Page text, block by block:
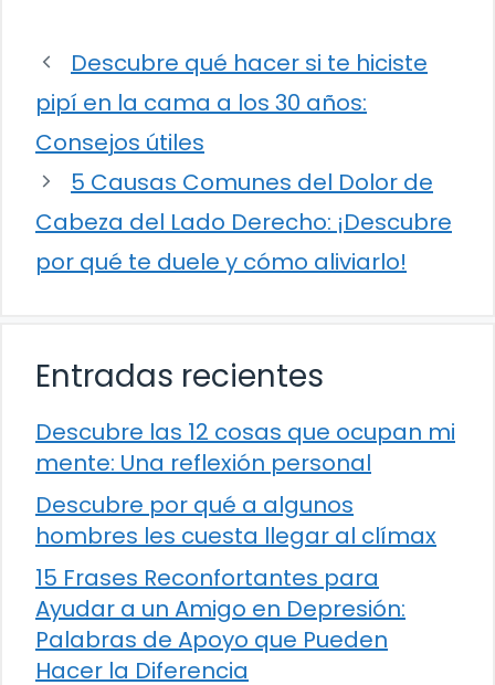
Descubre qué hacer si te hiciste
pipí en la cama a los 30 años:
Consejos útiles
5 Causas Comunes del Dolor de
Cabeza del Lado Derecho: ¡Descubre
por qué te duele y cómo aliviarlo!
Entradas recientes
Descubre las 12 cosas que ocupan mi
mente: Una reflexión personal
Descubre por qué a algunos
hombres les cuesta llegar al clímax
15 Frases Reconfortantes para
Ayudar a un Amigo en Depresión:
Palabras de Apoyo que Pueden
Hacer la Diferencia